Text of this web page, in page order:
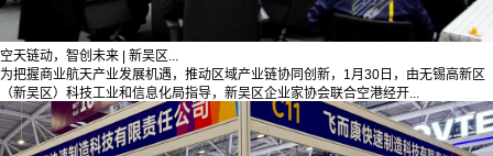
空天链动，智创未来 | 新吴区...
为把握商业航天产业发展机遇，推动区域产业链协同创新，1月30日，由无锡高新区
（新吴区）科技工业和信息化局指导，新吴区企业家协会联合空港经开...